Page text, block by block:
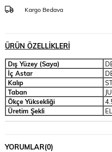
Kargo Bedava
ÜRÜN ÖZELLIKLERI
Dış Yüzey (Saya)
İç Astar
Kalıp
Taban
Ökçe Yüksekliği
Üretim Şekli
YORUMLAR(0)